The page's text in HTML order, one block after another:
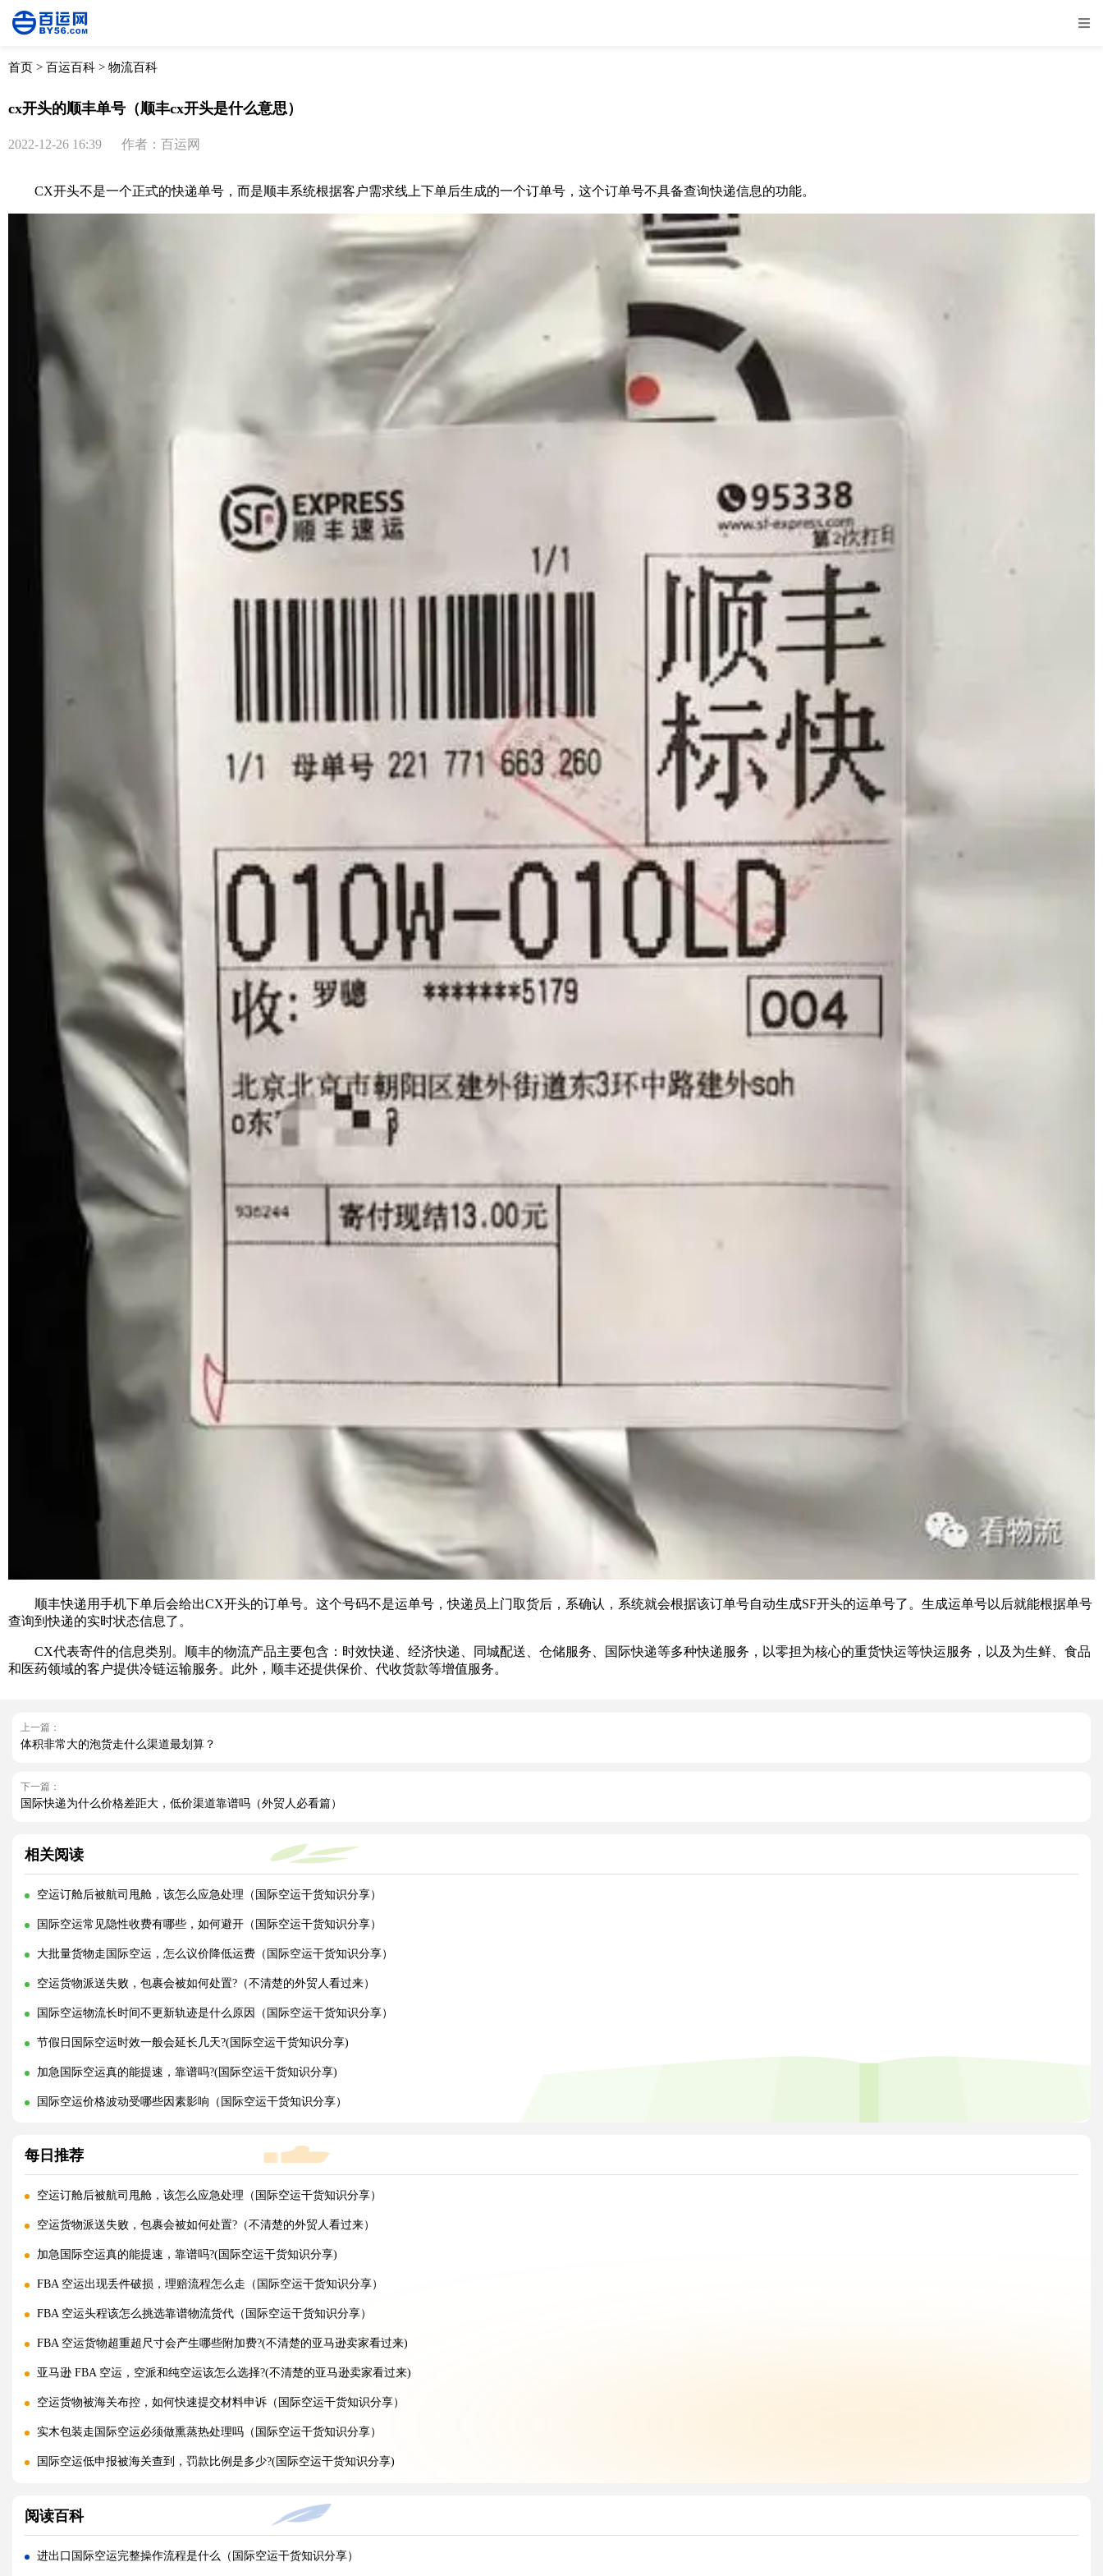
首页 > 百运百科 > 物流百科
cx开头的顺丰单号（顺丰cx开头是什么意思）
2022-12-26 16:39 作者：百运网
CX开头不是一个正式的快递单号，而是顺丰系统根据客户需求线上下单后生成的一个订单号，这个订单号不具备查询快递信息的功能。
顺丰快递用手机下单后会给出CX开头的订单号。这个号码不是运单号，快递员上门取货后，系确认，系统就会根据该订单号自动生成SF开头的运单号了。生成运单号以后就能根据单号
查询到快递的实时状态信息了。
CX代表寄件的信息类别。顺丰的物流产品主要包含：时效快递、经济快递、同城配送、仓储服务、国际快递等多种快递服务，以零担为核心的重货快运等快运服务，以及为生鲜、食品
和医药领域的客户提供冷链运输服务。此外，顺丰还提供保价、代收货款等增值服务。
上一篇：
体积非常大的泡货走什么渠道最划算？
下一篇：
国际快递为什么价格差距大，低价渠道靠谱吗（外贸人必看篇）
相关阅读
空运订舱后被航司甩舱，该怎么应急处理（国际空运干货知识分享）
国际空运常见隐性收费有哪些，如何避开（国际空运干货知识分享）
大批量货物走国际空运，怎么议价降低运费（国际空运干货知识分享）
空运货物派送失败，包裹会被如何处置?（不清楚的外贸人看过来）
国际空运物流长时间不更新轨迹是什么原因（国际空运干货知识分享）
节假日国际空运时效一般会延长几天?(国际空运干货知识分享)
加急国际空运真的能提速，靠谱吗?(国际空运干货知识分享)
国际空运价格波动受哪些因素影响（国际空运干货知识分享）
每日推荐
空运订舱后被航司甩舱，该怎么应急处理（国际空运干货知识分享）
空运货物派送失败，包裹会被如何处置?（不清楚的外贸人看过来）
加急国际空运真的能提速，靠谱吗?(国际空运干货知识分享)
FBA 空运出现丢件破损，理赔流程怎么走（国际空运干货知识分享）
FBA 空运头程该怎么挑选靠谱物流货代（国际空运干货知识分享）
FBA 空运货物超重超尺寸会产生哪些附加费?(不清楚的亚马逊卖家看过来)
亚马逊 FBA 空运，空派和纯空运该怎么选择?(不清楚的亚马逊卖家看过来)
空运货物被海关布控，如何快速提交材料申诉（国际空运干货知识分享）
实木包装走国际空运必须做熏蒸热处理吗（国际空运干货知识分享）
国际空运低申报被海关查到，罚款比例是多少?(国际空运干货知识分享)
国内哪些港口是国际空运主流始发机场（国际空运干货知识分享）
什么是泡货、重货，国际空运分别怎么定价（国际空运干货知识分享）
阅读百科
进出口国际空运完整操作流程是什么（国际空运干货知识分享）